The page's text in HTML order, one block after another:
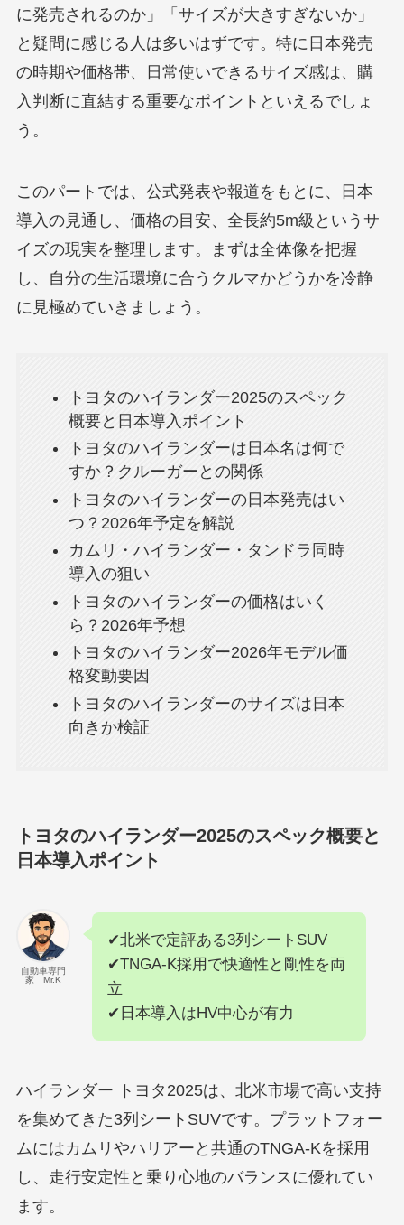
に発売されるのか」「サイズが大きすぎないか」
と疑問に感じる人は多いはずです。特に日本発売
の時期や価格帯、日常使いできるサイズ感は、購
入判断に直結する重要なポイントといえるでしょ
う。
このパートでは、公式発表や報道をもとに、日本
導入の見通し、価格の目安、全長約5m級というサ
イズの現実を整理します。まずは全体像を把握
し、自分の生活環境に合うクルマかどうかを冷静
に見極めていきましょう。
トヨタのハイランダー2025のスペック
概要と日本導入ポイント
トヨタのハイランダーは日本名は何で
すか？クルーガーとの関係
トヨタのハイランダーの日本発売はい
つ？2026年予定を解説
カムリ・ハイランダー・タンドラ同時
導入の狙い
トヨタのハイランダーの価格はいく
ら？2026年予想
トヨタのハイランダー2026年モデル価
格変動要因
トヨタのハイランダーのサイズは日本
向きか検証
トヨタのハイランダー2025のスペック概要と
日本導入ポイント
自動車専門
家 Mr.K
✔北米で定評ある3列シートSUV
✔TNGA-K採用で快適性と剛性を両
立
✔日本導入はHV中心が有力
ハイランダー トヨタ2025は、北米市場で高い支持
を集めてきた3列シートSUVです。プラットフォー
ムにはカムリやハリアーと共通のTNGA-Kを採用
し、走行安定性と乗り心地のバランスに優れてい
ます。